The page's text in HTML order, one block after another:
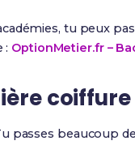
tu peux
: OptionMetier.fr –
coiffure
passes beaucoup